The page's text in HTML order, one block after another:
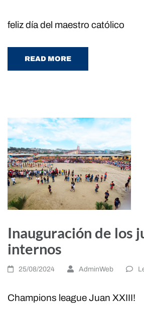
feliz día del maestro católico
READ MORE
Inauguración de los
internos
25/08/2024 AdminWeb
Champions league Juan XXIII!